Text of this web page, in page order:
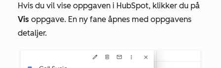
Hvis du vil vise oppgaven i HubSpot, klikker du på
Vis oppgave. En ny fane åpnes med oppgavens
detaljer.